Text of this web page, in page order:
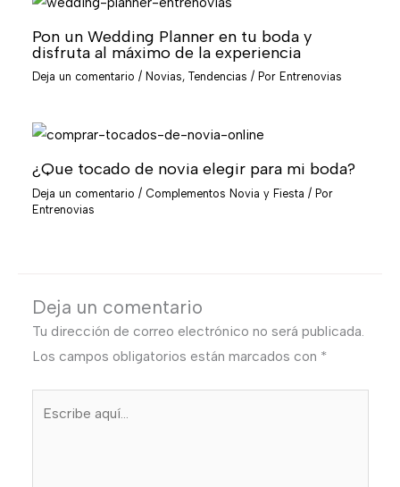
Pon un Wedding Planner en tu boda y
disfruta al máximo de la experiencia
Deja un comentario / Novias, Tendencias / Por Entrenovias
¿Que tocado de novia elegir para mi boda?
Deja un comentario / Complementos Novia y Fiesta / Por
Entrenovias
Deja un comentario
Tu dirección de correo electrónico no será publicada.
Los campos obligatorios están marcados con *